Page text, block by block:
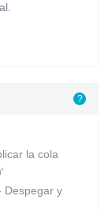
?
la cola
Despegar y